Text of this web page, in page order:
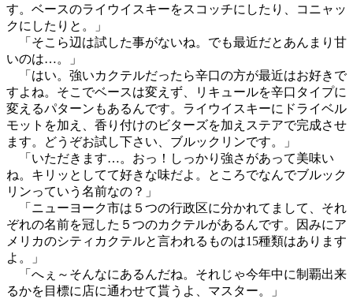
す。ベースのライウイスキーをスコッチにしたり、コニャッ
クにしたりと。」
「そこら辺は試した事がないね。でも最近だとあんまり甘
いのは…。」
「はい。強いカクテルだったら辛口の方が最近はお好きで
すよね。そこでベースは変えず、リキュールを辛口タイプに
変えるパターンもあるんです。ライウイスキーにドライベル
モットを加え、香り付けのビターズを加えステアで完成させ
ます。どうぞお試し下さい、ブルックリンです。」
「いただきます…。おっ！しっかり強さがあって美味い
ね。キリッとしてて好きな味だよ。ところでなんでブルック
リンっていう名前なの？」
「ニューヨーク市は５つの行政区に分かれてまして、それ
ぞれの名前を冠した５つのカクテルがあるんです。因みにア
メリカのシティカクテルと言われるものは15種類はあります
よ。」
「へぇ～そんなにあるんだね。それじゃ今年中に制覇出来
るかを目標に店に通わせて貰うよ、マスター。」